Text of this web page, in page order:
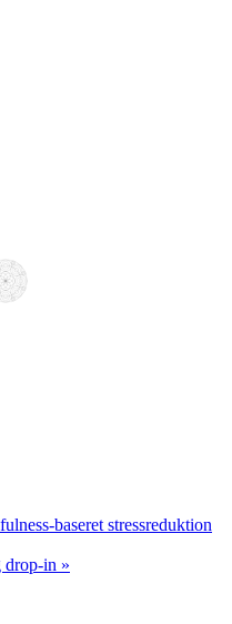
baseret stressreduktion
drop-in »